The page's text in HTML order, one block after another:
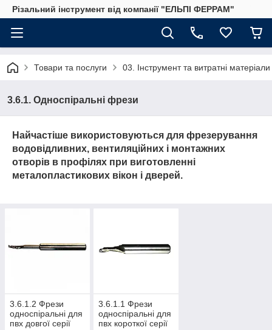
Різальний інструмент від компанії "ЕЛЬПІ ФЕРРАМ"
Товари та послуги 03. Інструмент та витратні
3.6.1. Односпіральні фрези
Найчастіше використовуються для фрезерування
водовідливних, вентиляційних і монтажних
отворів в профілях при виготовленні
металопластикових вікон і дверей.
3.6.1.2 Фрези
односпіральні для
пвх довгої серії
3.6.1.1 Фрези
односпіральні для
пвх короткої серії